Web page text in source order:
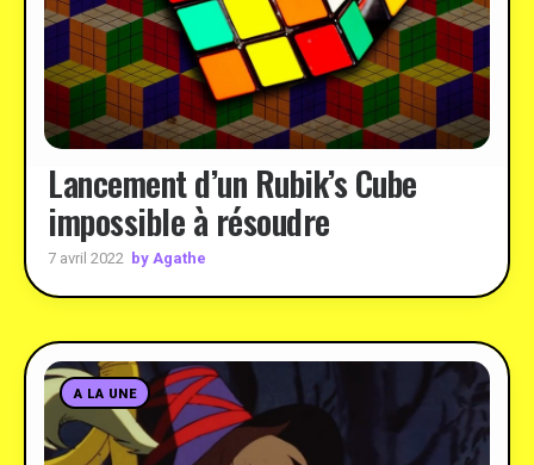
Lancement d’un Rubik’s Cube
impossible à résoudre
7 avril 2022 by Agathe
A LA UNE